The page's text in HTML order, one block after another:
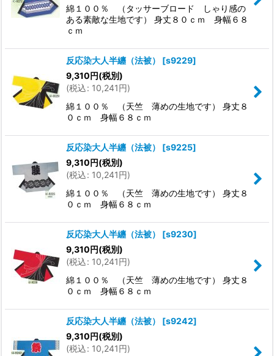
綿１００％ （タッサーブロード しゃり感の
ある素敵な生地です） 身丈８０ｃｍ 身幅６８
ｃｍ
反応染大人半纏（法被） [s9229]
9,310円(税別)
(税込: 10,241円)
綿１００％ （天竺 薄めの生地です） 身丈８
０ｃｍ 身幅６８ｃｍ
反応染大人半纏（法被） [s9225]
9,310円(税別)
(税込: 10,241円)
綿１００％ （天竺 薄めの生地です） 身丈８
０ｃｍ 身幅６８ｃｍ
反応染大人半纏（法被） [s9230]
9,310円(税別)
(税込: 10,241円)
綿１００％ （天竺 薄めの生地です） 身丈８
０ｃｍ 身幅６８ｃｍ
反応染大人半纏（法被） [s9242]
9,310円(税別)
(税込: 10,241円)